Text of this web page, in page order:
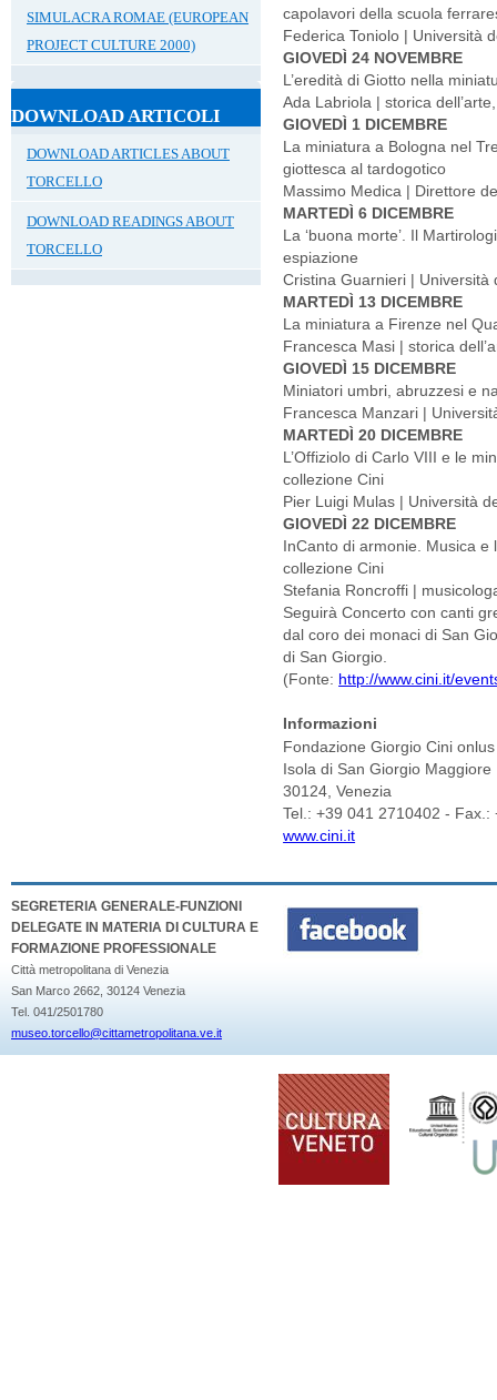
SIMULACRA ROMAE (EUROPEAN
PROJECT CULTURE 2000)
DOWNLOAD ARTICOLI
DOWNLOAD ARTICLES ABOUT
TORCELLO
DOWNLOAD READINGS ABOUT
TORCELLO
capolavori della scuola
Federica Toniolo | Università
GIOVEDÌ 24 NOVEMBRE
L’eredità di Giotto nella
Ada Labriola | storica
GIOVEDÌ 1 DICEMBRE
La miniatura a Bologna nel
giottesca al tardogotico
Massimo Medica | Direttore
MARTEDÌ 6 DICEMBRE
La ‘buona morte’. Il
espiazione
Cristina Guarnieri | Università
MARTEDÌ 13 DICEMBRE
La miniatura a Firenze nel
Francesca Masi | storica
GIOVEDÌ 15 DICEMBRE
Miniatori umbri, abruzzesi e
Francesca Manzari |
MARTEDÌ 20 DICEMBRE
L’Offiziolo di Carlo VIII e le
collezione Cini
Pier Luigi Mulas | Università
GIOVEDÌ 22 DICEMBRE
InCanto di armonie. Musica
collezione Cini
Stefania Roncroffi |
Seguirà Concerto con canti
dal coro dei monaci di San
di San Giorgio.
(Fonte: http://www.cini.it/
Informazioni
Fondazione Giorgio Cini onlus
Isola di San Giorgio Maggiore
30124, Venezia
Tel.: +39 041 2710402 - Fax.:
www.cini.it
SEGRETERIA GENERALE-FUNZIONI
DELEGATE IN MATERIA DI CULTURA E
FORMAZIONE PROFESSIONALE
Città metropolitana di Venezia
San Marco 2662, 30124 Venezia
Tel. 041/2501780
museo.torcello@cittametropolitana.ve.it